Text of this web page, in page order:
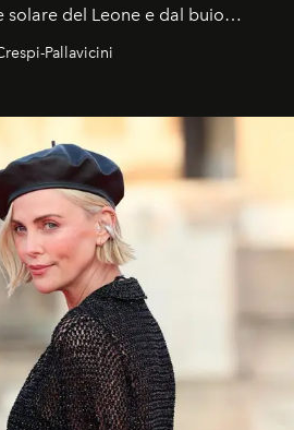
solare del Leone e dal buio
Perseidi.
Pallavicini